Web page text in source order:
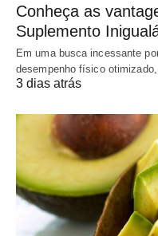
Conheça as
Suplemento
Em uma busca incessante
desempenho físico
3 dias atrás